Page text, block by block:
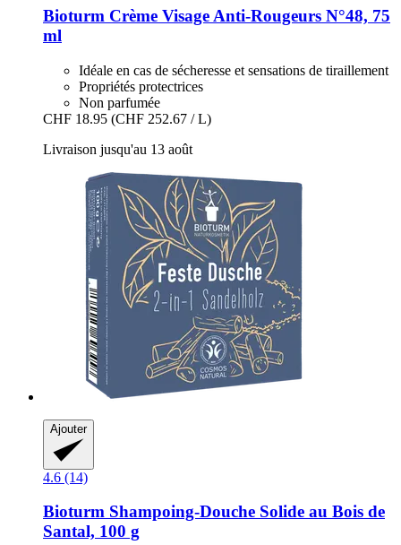
Bioturm Crème Visage Anti-​Rougeurs N°48, 75
ml
Idéale en cas de sécheresse et sensations de tiraillement
Propriétés protectrices
Non parfumée
CHF 18.95 (CHF 252.67 / L)
Livraison jusqu'au 13 août
Ajouter
4.6 (14)
Bioturm Shampoing-​Douche Solide au Bois de
Santal, 100 g